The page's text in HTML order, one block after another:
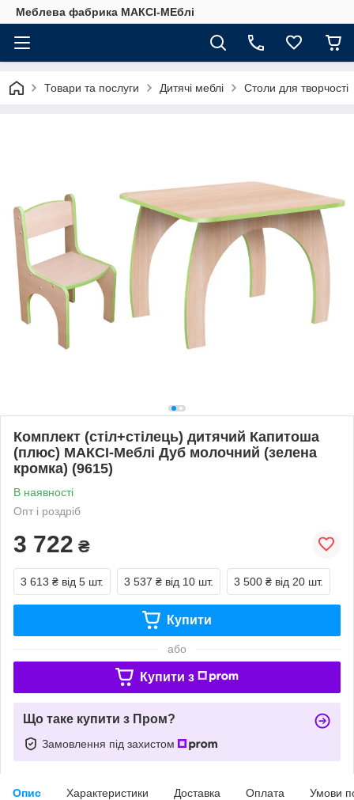
Меблева фабрика МАКСІ-МЕблі
Товари та послуги Дитячі меблі Столи для творчості
Комплект (стіл+стілець) дитячий Капитоша
(плюс) МАКСІ-Меблі Дуб молочний (зелена
кромка) (9615)
В наявності
Опт і роздріб
3 722 ₴
3 613 ₴ від 5 шт. 3 537 ₴ від 10 шт. 3 500 ₴ від 20 шт.
Купити
або
Купити з
Що таке купити з Пром?
Замовлення під захистом
Опис Характеристики Доставка Оплата Умови